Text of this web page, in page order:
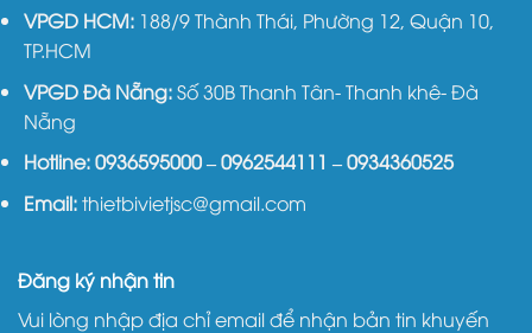
VPGD HCM: 188/9 Thành Thái, Phường 12, Quận 10,
TP.HCM
VPGD Đà Nẵng:Số 30B Thanh Tân- Thanh khê- Đà
Nẵng
Hotline:0936595000–0962544111 –0934360525
Email:thietbivietjsc@gmail.com
Đăng ký nhận tin
Vui lòng nhập địa chỉ email để nhận bản tin khuyến